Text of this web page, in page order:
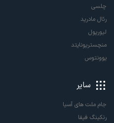
چلسی
رئال مادرید
لیورپول
منچستریونایتد
یوونتوس
سایر
جام ملت های آسیا
رنکینگ فیفا